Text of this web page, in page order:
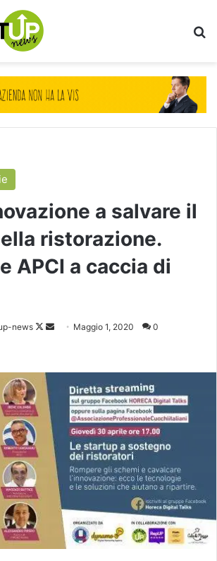
a salvare il
ristorazione.
APCI a caccia di
news
Follow
Invia Maggio 1, 2020 0